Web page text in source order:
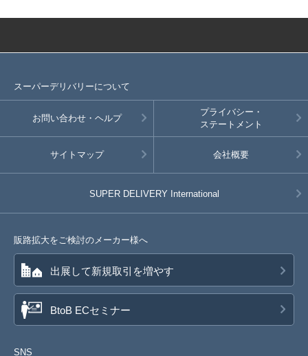
スーパーデリバリーについて
お問い合わせ・ヘルプ
プライバシー・
ステートメント
サイトマップ 会社概要
SUPER DELIVERY International
販路拡大をご検討のメーカー様へ
出展して新規取引を増やす
BtoB ECセミナー
SNS